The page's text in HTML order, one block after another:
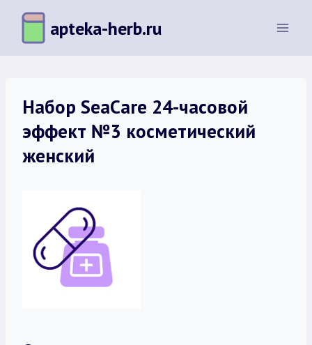
Перейти
содержимому
apteka-herb.ru
Набор SeaCare 24-часовой
эффект №3 косметический
женский